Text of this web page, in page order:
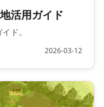
活用ガイド
ド。
2026-03-12